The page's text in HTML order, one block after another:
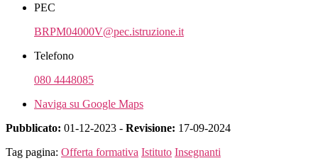
PEC
BRPM04000V@pec.istruzione.it
Telefono
080 4448085
Naviga su Google Maps
Pubblicato: 01-12-2023 - Revisione: 17-09-2024
Tag pagina: Offerta formativa Istituto Insegnanti